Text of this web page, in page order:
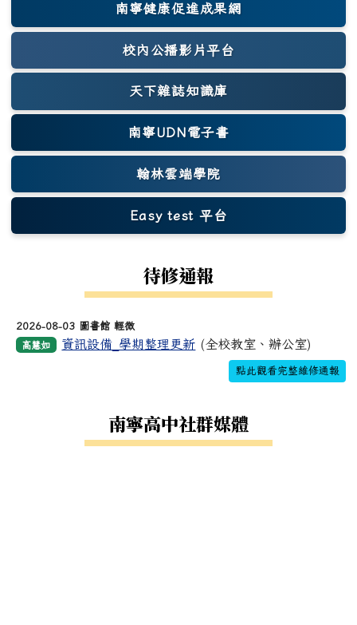
南寧健康促進成果網
(另開新視窗)
校內公播影片平台
天下雜誌知識庫
(另開新視窗)
南寧UDN電子書
翰林雲端學院
Easy test 平台
(另開新視窗)
待修通報
2026-08-03 圖書館 輕微
高慧如 資訊設備_學期整理更新 (全校教室、辦公室)
點此觀看完整維修通報
南寧高中社群媒體